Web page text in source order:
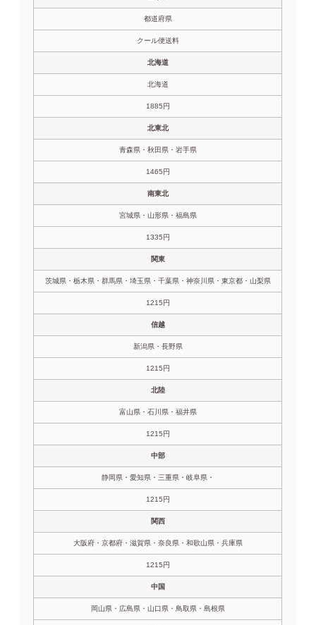
都道府県
クール便送料
北海道
北海道
1885円
北東北
青森県・秋田県・岩手県
1465円
南東北
宮城県・山形県・福島県
1335円
関東
茨城県・栃木県・群馬県・埼玉県・千葉県・神奈川県・東京都・山梨県
1215円
信越
新潟県・長野県
1215円
北陸
富山県・石川県・福井県
1215円
中部
静岡県・愛知県・三重県・岐阜県・
1215円
関西
大阪府・京都府・滋賀県・奈良県・和歌山県・兵庫県
1215円
中国
岡山県・広島県・山口県・鳥取県・島根県